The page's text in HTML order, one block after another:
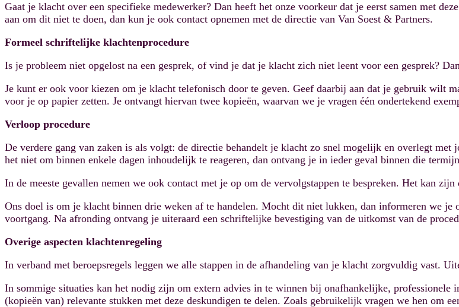
Gaat je klacht over een specifieke medewerker? Dan heeft het onze voorkeur dat je eerst samen met
aan om dit niet te doen, dan kun je ook contact opnemen met de directie van Van Soest & Partners.
Formeel schriftelijke klachtenprocedure
Is je probleem niet opgelost na een gesprek, of vind je dat je klacht zich niet leent voor een gesprek?
Je kunt er ook voor kiezen om je klacht telefonisch door te geven. Geef daarbij aan dat je gebruik wilt
voor je op papier zetten. Je ontvangt hiervan twee kopieën, waarvan we je vragen één ondertekend
Verloop procedure
De verdere gang van zaken is als volgt: de directie behandelt je klacht zo snel mogelijk en overlegt met
het niet om binnen enkele dagen inhoudelijk te reageren, dan ontvang je in ieder geval binnen die
In de meeste gevallen nemen we ook contact met je op om de vervolgstappen te bespreken. Het kan
Ons doel is om je klacht binnen drie weken af te handelen. Mocht dit niet lukken, dan informeren we je
voortgang. Na afronding ontvang je uiteraard een schriftelijke bevestiging van de uitkomst van de
Overige aspecten klachtenregeling
In verband met beroepsregels leggen we alle stappen in de afhandeling van je klacht zorgvuldig vast.
In sommige situaties kan het nodig zijn om extern advies in te winnen bij onafhankelijke,
(kopieën van) relevante stukken met deze deskundigen te delen. Zoals gebruikelijk vragen we hen om